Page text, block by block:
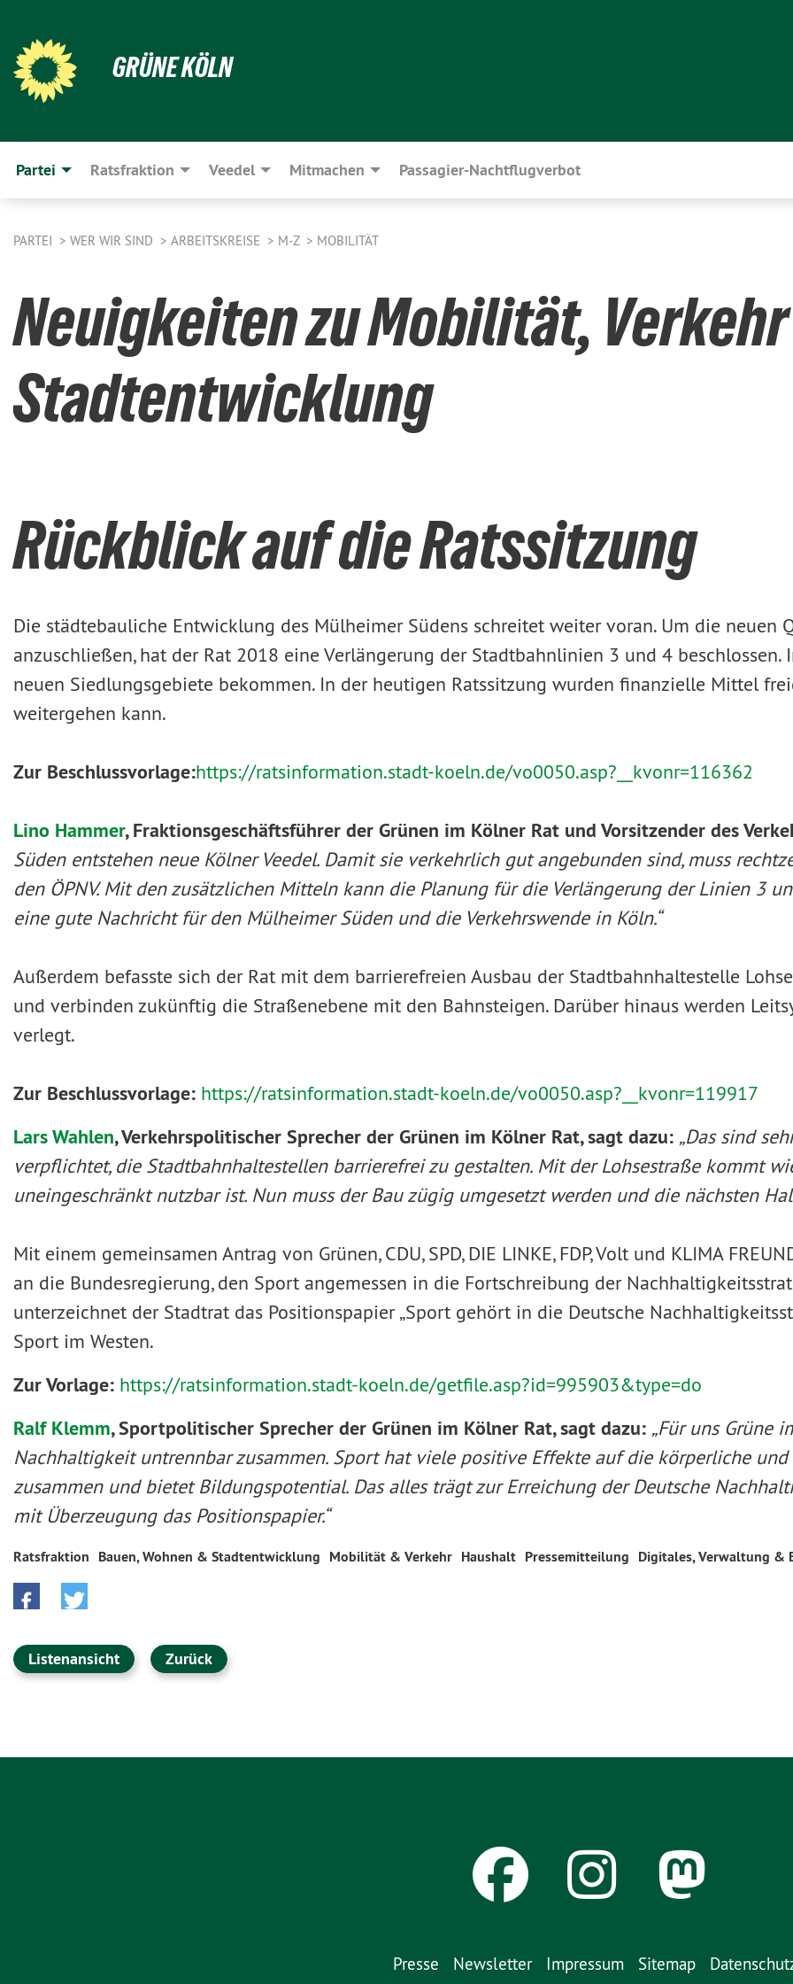
GRÜNE KÖLN
Partei Ratsfraktion Veedel Mitmachen Passagier-Nachtflugverbot
PARTEI WER WIR SIND ARBEITSKREISE M-Z MOBILITÄT
Neuigkeiten zu Mobilität,
Stadtentwicklung
Rückblick auf die Ratssitzung
Die städtebauliche Entwicklung des Mülheimer Südens schreitet weiter voran. Um die neuen
anzuschließen, hat der Rat 2018 eine Verlängerung der Stadtbahnlinien 3 und 4
neuen Siedlungsgebiete bekommen. In der heutigen Ratssitzung wurden finanzielle Mittel
weitergehen kann.
Zur Beschlussvorlage:https://ratsinformation.stadt-koeln.de/vo0050.asp?__kvonr=116362
Lino Hammer, Fraktionsgeschäftsführer der Grünen im Kölner Rat und Vorsitzender des
Süden entstehen neue Kölner Veedel. Damit sie verkehrlich gut angebunden sind, muss
den ÖPNV. Mit den zusätzlichen Mitteln kann die Planung für die Verlängerung der Linien 3
eine gute Nachricht für den Mülheimer Süden und die Verkehrswende in Köln.“
Außerdem befasste sich der Rat mit dem barrierefreien Ausbau der Stadtbahnhaltestelle
und verbinden zukünftig die Straßenebene mit den Bahnsteigen. Darüber hinaus werden
verlegt.
Zur Beschlussvorlage: https://ratsinformation.stadt-koeln.de/vo0050.asp?__kvonr=119917
Lars Wahlen, Verkehrspolitischer Sprecher der Grünen im Kölner Rat, sagt dazu: „Das sind
verpflichtet, die Stadtbahnhaltestellen barrierefrei zu gestalten. Mit der Lohsestraße kommt
uneingeschränkt nutzbar ist. Nun muss der Bau zügig umgesetzt werden und die nächsten
Mit einem gemeinsamen Antrag von Grünen, CDU, SPD, DIE LINKE, FDP, Volt und KLIMA
an die Bundesregierung, den Sport angemessen in die Fortschreibung der
unterzeichnet der Stadtrat das Positionspapier „Sport gehört in die Deutsche
Sport im Westen.
Zur Vorlage: https://ratsinformation.stadt-koeln.de/getfile.asp?id=995903&type=do
Ralf Klemm, Sportpolitischer Sprecher der Grünen im Kölner Rat, sagt dazu: „Für uns Grüne
Nachhaltigkeit untrennbar zusammen. Sport hat viele positive Effekte auf die körperliche
zusammen und bietet Bildungspotential. Das alles trägt zur Erreichung der Deutsche
mit Überzeugung das Positionspapier.“
Ratsfraktion Bauen, Wohnen & Stadtentwicklung Mobilität & Verkehr Haushalt Pressemitteilung Digitales, Verwaltung &
Listenansicht Zurück
Presse Newsletter Impressum Sitemap